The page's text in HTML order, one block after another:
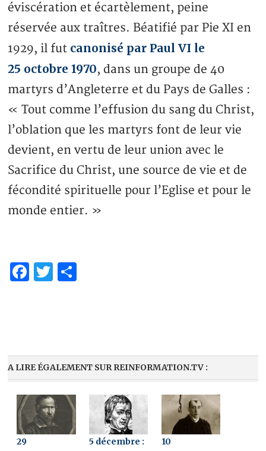
éviscération et écartèlement, peine
réservée aux traîtres. Béatifié par Pie XI en
1929, il fut canonisé par Paul VI le
25 octobre 1970, dans un groupe de 40
martyrs d’Angleterre et du Pays de Galles :
« Tout comme l’effusion du sang du Christ,
l’oblation que les martyrs font de leur vie
devient, en vertu de leur union avec le
Sacrifice du Christ, une source de vie et de
fécondité spirituelle pour l’Eglise et pour le
monde entier. »
Facebook
Twitter
A LIRE ÉGALEMENT SUR REINFORMATION.TV :
29
5 décembre :
10